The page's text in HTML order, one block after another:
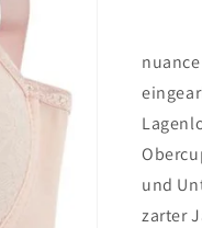
und
zarter